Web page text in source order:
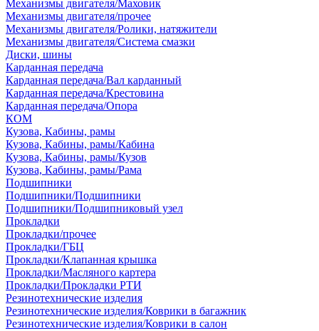
Механизмы двигателя/Маховик
Механизмы двигателя/прочее
Механизмы двигателя/Ролики, натяжители
Механизмы двигателя/Система смазки
Диски, шины
Карданная передача
Карданная передача/Вал карданный
Карданная передача/Крестовина
Карданная передача/Опора
КОМ
Кузова, Кабины, рамы
Кузова, Кабины, рамы/Кабина
Кузова, Кабины, рамы/Кузов
Кузова, Кабины, рамы/Рама
Подшипники
Подшипники/Подшипники
Подшипники/Подшипниковый узел
Прокладки
Прокладки/прочее
Прокладки/ГБЦ
Прокладки/Клапанная крышка
Прокладки/Масляного картера
Прокладки/Прокладки РТИ
Резинотехнические изделия
Резинотехнические изделия/Коврики в багажник
Резинотехнические изделия/Коврики в салон